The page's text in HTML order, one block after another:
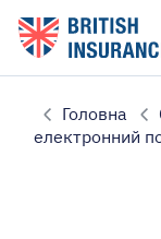
Головна
електронний